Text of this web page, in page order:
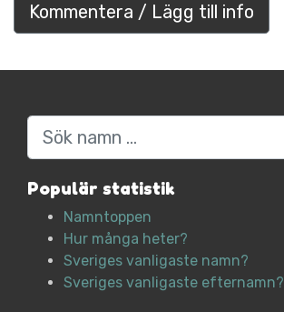
Kommentera / Lägg till info
Sök
Populär statistik
Namntoppen
Hur många heter?
Sveriges vanligaste namn?
Sveriges vanligaste efternamn?